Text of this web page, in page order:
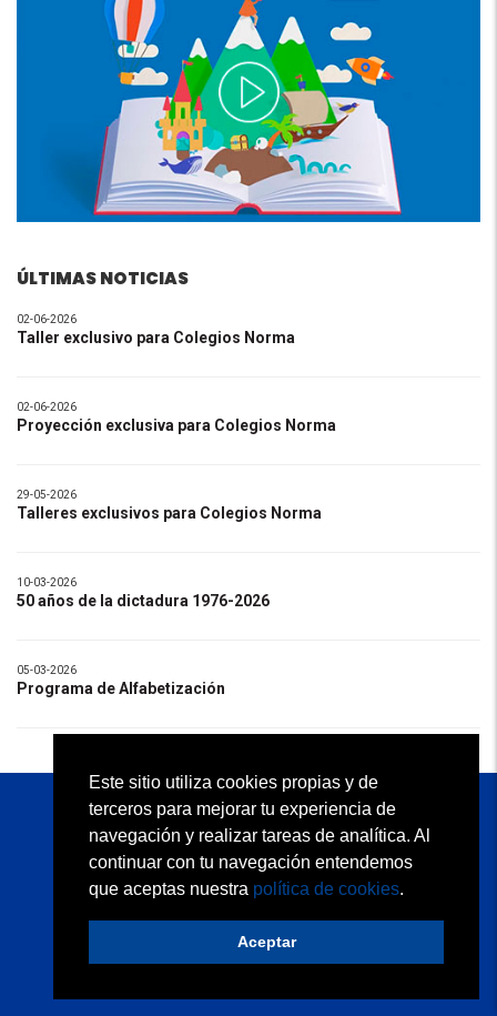
Este sitio utiliza cookies propias y de
terceros para mejorar tu experiencia de
navegación y realizar tareas de analítica. Al
continuar con tu navegación entendemos
que aceptas nuestra política de cookies.
Aceptar
ÚLTIMAS NOTICIAS
02-06-2026
Taller exclusivo para Colegios Norma
02-06-2026
Proyección exclusiva para Colegios Norma
29-05-2026
Talleres exclusivos para Colegios Norma
10-03-2026
50 años de la dictadura 1976-2026
05-03-2026
Programa de Alfabetización
KAPELUSZ EDITORA S.A.
Atención al Docente: (54 11) 2152 5113
Atención a Librerías: (54 11) 2152 5110